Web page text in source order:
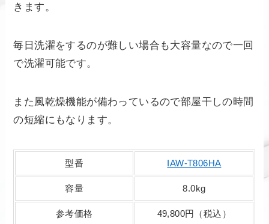
きます。
毎日洗濯をするのが難しい場合も大容量なので一回
で洗濯可能です。
また風乾燥機能が備わっているので部屋干しの時間
の短縮にもなります。
型番 IAW-T806HA
容量 8.0kg
参考価格 49,800円（税込）